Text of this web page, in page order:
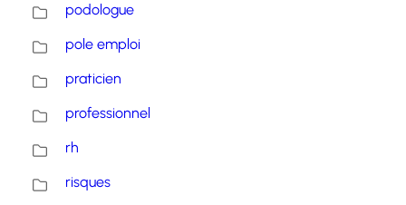
podologue
pole emploi
praticien
professionnel
rh
risques